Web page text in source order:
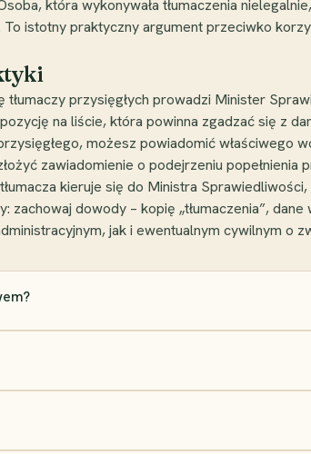
która wykonywała tłumaczenia
istotny praktyczny argument przeciwko
przysięgłych prowadzi Minister
na liście, która powinna zgadzać się z
możesz powiadomić właściwego
zawiadomienie o podejrzeniu popełnienia
kieruje się do Ministra
dowody – kopię „tłumaczenia”, dane
jak i ewentualnym cywilnym o